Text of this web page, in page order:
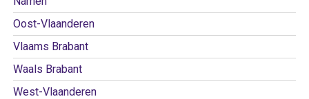
Oost-Vlaanderen
Vlaams Brabant
Waals Brabant
West-Vlaanderen